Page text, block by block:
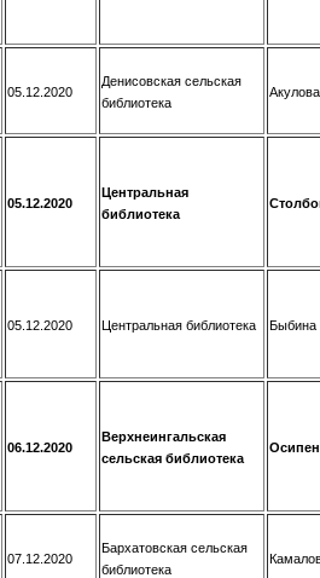
05.12.2020
Денисовская сельская
библиотека
05.12.2020
Центральная
библиотека
05.12.2020 Центральная библиотека Быбина
06.12.2020
Верхнеингальская
сельская библиотека
07.12.2020
Бархатовская сельская
библиотека